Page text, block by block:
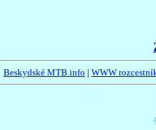
Beskydské MTB info | WWW